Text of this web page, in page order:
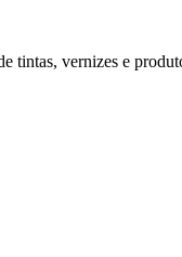
tintas, vernizes e